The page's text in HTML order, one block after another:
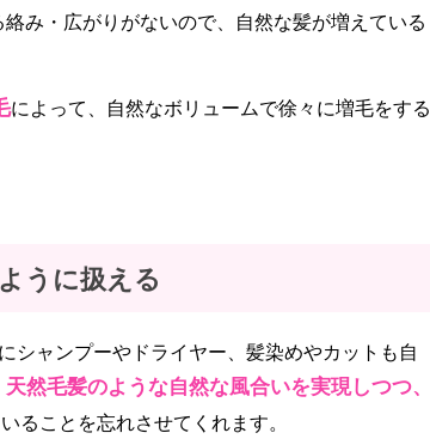
み・広がりがないので、自然な髪が増えている
によって、自然なボリュームで徐々に増毛をする
うに扱える
シャンプーやドライヤー、髪染めやカットも自
天然毛髪のような自然な風合いを実現しつつ、
ることを忘れさせてくれます。